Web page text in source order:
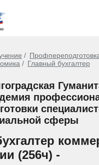
Главный бухгалтер
сферы
(256ч) -